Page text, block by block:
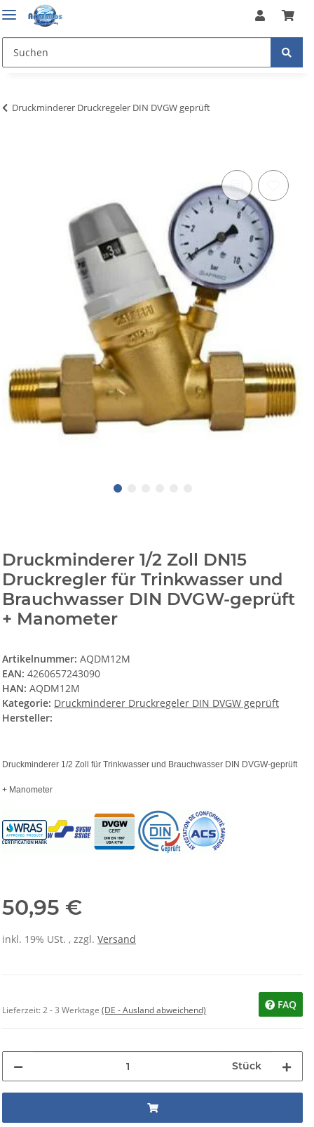
Druckminderer Druckregeler DIN DVGW geprüft
Druckminderer 1/2 Zoll DN15
Druckregler für Trinkwasser und
Brauchwasser DIN DVGW-geprüft
+ Manometer
Artikelnummer:AQDM12M
EAN: 4260657243090
HAN: AQDM12M
Kategorie: Druckminderer Druckregeler DIN DVGW geprüft
Hersteller:
Druckminderer 1/2 Zoll für Trinkwasser und Brauchwasser DIN DVGW-geprüft
+ Manometer
50,95 €
inkl. 19% USt. , zzgl.Versand
Lieferzeit:2 - 3 Werktage(DE - Ausland abweichend) FAQ
Stück